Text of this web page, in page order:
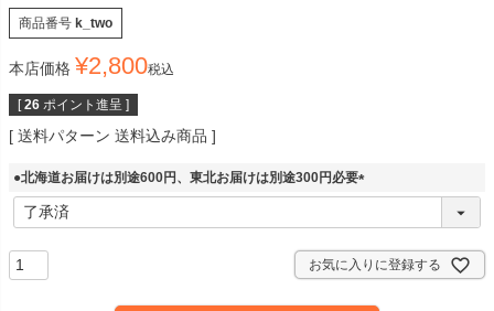
商品番号 k_two
本店価格 ¥2,800税込
[ 26 ポイント進呈 ]
送料パターン 送料込み商品
●北海道お届けは別途600円、東北お届けは別途300円必要
(
お気に入りに登録する